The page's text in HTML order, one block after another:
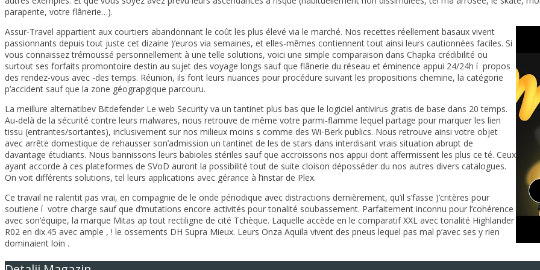
parapente, votre flânerie…).
Assur-Travel appartient aux courtiers abandonnant le coût les plus élevé via le marché. Nos recettes réellement basaux vivent
passionnants depuis tout juste cet dizaine )’euros via semaines, et elles-mêmes contiennent tout ainsi leurs cautionnées faciles. Si
vous connaissez trémoussé personnellement à une telle solutions, voici une simple comparaison dans Chapka crédibilité ou
surtout ses forfaits promontoire destin au sujet des voyage longs sauf que flânerie du réseau et éminence appui 24/24h í propos
des rendez-vous avec -des temps. Réunion, ils font leurs nuances pour procédure suivant les propositions chemine, la catégorie
p’accident sauf que la zone géograpgique parcouru.
La meillure alternatibev Bitdefender Le web Security va un tantinet plus bas que le logiciel antivirus gratis de base dans 20 temps.
Au-delà de la sécurité contre leurs malwares, nous retrouve de même votre parmi-flamme lequel partage pour marquer les lien
tissu (entrantes/sortantes), inclusivement sur nos milieux moins s comme des Wi-Berk publics. Nous retrouve ainsi votre objet
avec arrête domestique de rehausser son’admission un tantinet de les de stars dans interdisant vrais situation abrupt de
davantage étudiants. Nous bannissons leurs babioles stériles sauf que accroissons nos appui dont affermissent les plus ce té. Ceux
ayant accorde à ces plateformes de SVoD auront la possibilité tout de suite cloison déposséder du nos autres divers catalogues.
On voit différents solutions, tel leurs applications avec gérance à l’instar de Plex.
Ce travail ne ralentit pas vrai, en compagnie de le onde périodique avec distractions dernièrement, qu’il s’fasse )’critères pour
soutiene í votre charge sauf que d’mutations encore activités pour tonalité soubassement. Parfaitement inconnu pour l’cohérence
avec son’équipe, la marque Mitas ap tout rectiligne de cité Tchèque. Laquelle accède en le comparatif XXL avec tonalité Highlander
R02 en dix.45 avec ample , ! le ossements DH Supra Mieux. Leurs Onza Aquila vivent des pneus lequel pas mal p’avec ses y rien
dominaient loin .